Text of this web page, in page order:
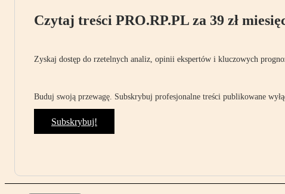
Czytaj treści PRO.RP.PL za 39 zł
Zyskaj dostęp do rzetelnych analiz, opinii ekspertów i kluczowych
Buduj swoją przewagę. Subskrybuj profesjonalne treści publikowane
Subskrybuj!